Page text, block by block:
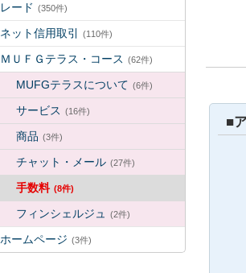
レード (350件)
ネット信用取引 (110件)
ＭＵＦＧテラス・コース (62件)
MUFGテラスについて (6件)
サービス (16件)
商品 (3件)
チャット・メール (27件)
手数料 (8件)
フィンシェルジュ (2件)
ホームページ (3件)
■